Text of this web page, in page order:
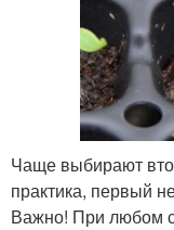
Чаще выбирают
практика, первый
Важно! При любом